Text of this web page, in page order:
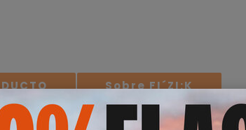
Sobre FI´ZI:K
se adapta a cada ciclista y a cada tipo de pedaleo.